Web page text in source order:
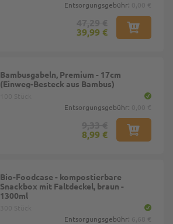
Entsorgungsgebühr:
39,99 €
Bambusgabeln, Premium - 17cm
(Einweg-Besteck aus Bambus)
Entsorgungsgebühr:
8,99 €
Bio-Foodcase - kompostierbare
Snackbox mit Faltdeckel, braun -
1300ml
Entsorgungsgebühr: